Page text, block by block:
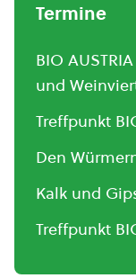
Termine
BIO
und
Treffpunkt
Den
Kalk und
Treffpunkt